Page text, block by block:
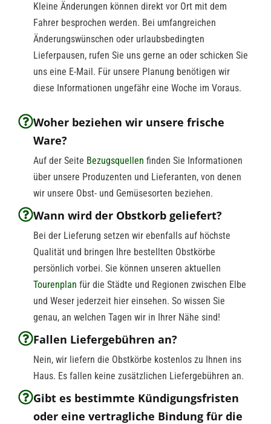
Kleine Änderungen können direkt vor Ort mit dem
Fahrer besprochen werden. Bei umfangreichen
Änderungswünschen oder urlaubsbedingten
Lieferpausen, rufen Sie uns gerne an oder schicken Sie
uns eine E-Mail. Für unsere Planung benötigen wir
diese Informationen ungefähr eine Woche im Voraus.
Woher beziehen wir unsere frische
Ware?
Auf der Seite Bezugsquellen finden Sie Informationen
über unsere Produzenten und Lieferanten, von denen
wir unsere Obst- und Gemüsesorten beziehen.
Wann wird der Obstkorb geliefert?
Bei der Lieferung setzen wir ebenfalls auf höchste
Qualität und bringen Ihre bestellten Obstkörbe
persönlich vorbei. Sie können unseren aktuellen
Tourenplan für die Städte und Regionen zwischen Elbe
und Weser jederzeit hier einsehen. So wissen Sie
genau, an welchen Tagen wir in Ihrer Nähe sind!
Fallen Liefergebühren an?
Nein, wir liefern die Obstkörbe kostenlos zu Ihnen ins
Haus. Es fallen keine zusätzlichen Liefergebühren an.
Gibt es bestimmte Kündigungsfristen
oder eine vertragliche Bindung für die